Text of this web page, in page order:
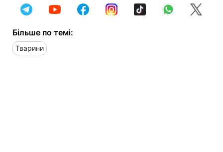
Більше по темі:
Тварини